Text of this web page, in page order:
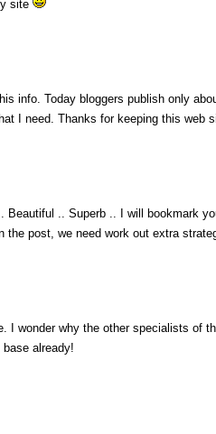
site
info. Today bloggers publish only
I need. Thanks for keeping this
Beautiful .. Superb .. I will bookmark
the post, we need work out extra
I wonder why the other specialists of
base already!